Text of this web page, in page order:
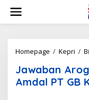
w
Homepage / Kepri /
Jawaban
Amdal PT GB